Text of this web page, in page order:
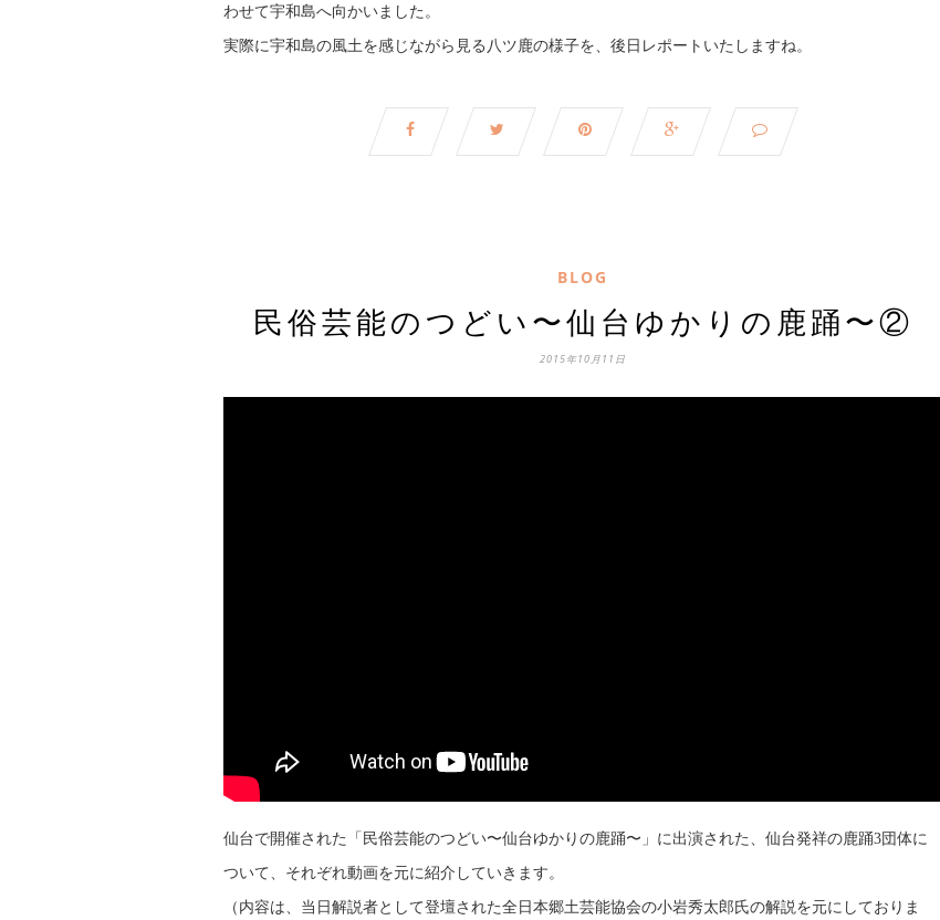
わせて宇和島へ向かいました。
実際に宇和島の風土を感じながら見る八ツ鹿の様子を、後日レポートいたしますね。
BLOG
民俗芸能のつどい〜仙台ゆかりの鹿踊〜②
2015年10月11日
仙台で開催された「民俗芸能のつどい〜仙台ゆかりの鹿踊〜」に出演された、仙台発祥の鹿踊3団体に
ついて、それぞれ動画を元に紹介していきます。
（内容は、当日解説者として登壇された全日本郷土芸能協会の小岩秀太郎氏の解説を元にしておりま